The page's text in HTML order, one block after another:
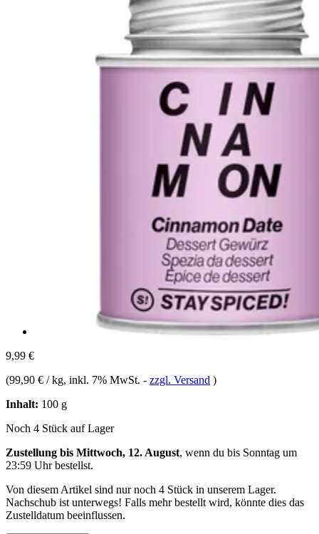
9,99 €
(99,90 € / kg, inkl. 7% MwSt. - zzgl. Versand )
Inhalt: 100 g
Noch 4 Stück auf Lager
Zustellung bis Mittwoch, 12. August, wenn du bis Sonntag um
23:59 Uhrbestellst.
Von diesem Artikel sind nur noch 4 Stück in unserem Lager.
Nachschub ist unterwegs! Falls mehr bestellt wird, könnte dies das
Zustelldatum beeinflussen.